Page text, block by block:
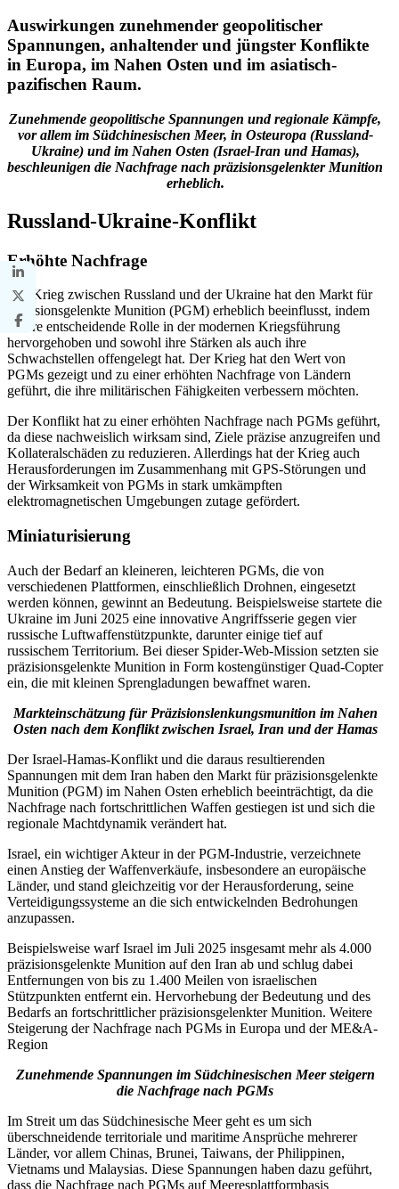
Auswirkungen zunehmender geopolitischer
Spannungen, anhaltender und jüngster Konflikte
in Europa, im Nahen Osten und im asiatisch-
pazifischen Raum.
Zunehmende geopolitische Spannungen und regionale Kämpfe,
vor allem im Südchinesischen Meer, in Osteuropa (Russland-
Ukraine) und im Nahen Osten (Israel-Iran und Hamas),
beschleunigen die Nachfrage nach präzisionsgelenkter Munition
erheblich.
Russland-Ukraine-Konflikt
Erhöhte Nachfrage
Der Krieg zwischen Russland und der Ukraine hat den Markt für
präzisionsgelenkte Munition (PGM) erheblich beeinflusst, indem
er ihre entscheidende Rolle in der modernen Kriegsführung
hervorgehoben und sowohl ihre Stärken als auch ihre
Schwachstellen offengelegt hat. Der Krieg hat den Wert von
PGMs gezeigt und zu einer erhöhten Nachfrage von Ländern
geführt, die ihre militärischen Fähigkeiten verbessern möchten.
Der Konflikt hat zu einer erhöhten Nachfrage nach PGMs geführt,
da diese nachweislich wirksam sind, Ziele präzise anzugreifen und
Kollateralschäden zu reduzieren. Allerdings hat der Krieg auch
Herausforderungen im Zusammenhang mit GPS-Störungen und
der Wirksamkeit von PGMs in stark umkämpften
elektromagnetischen Umgebungen zutage gefördert.
Miniaturisierung
Auch der Bedarf an kleineren, leichteren PGMs, die von
verschiedenen Plattformen, einschließlich Drohnen, eingesetzt
werden können, gewinnt an Bedeutung. Beispielsweise startete die
Ukraine im Juni 2025 eine innovative Angriffsserie gegen vier
russische Luftwaffenstützpunkte, darunter einige tief auf
russischem Territorium. Bei dieser Spider-Web-Mission setzten sie
präzisionsgelenkte Munition in Form kostengünstiger Quad-Copter
ein, die mit kleinen Sprengladungen bewaffnet waren.
Markteinschätzung für Präzisionslenkungsmunition im Nahen
Osten nach dem Konflikt zwischen Israel, Iran und der Hamas
Der Israel-Hamas-Konflikt und die daraus resultierenden
Spannungen mit dem Iran haben den Markt für präzisionsgelenkte
Munition (PGM) im Nahen Osten erheblich beeinträchtigt, da die
Nachfrage nach fortschrittlichen Waffen gestiegen ist und sich die
regionale Machtdynamik verändert hat.
Israel, ein wichtiger Akteur in der PGM-Industrie, verzeichnete
einen Anstieg der Waffenverkäufe, insbesondere an europäische
Länder, und stand gleichzeitig vor der Herausforderung, seine
Verteidigungssysteme an die sich entwickelnden Bedrohungen
anzupassen.
Beispielsweise warf Israel im Juli 2025 insgesamt mehr als 4.000
präzisionsgelenkte Munition auf den Iran ab und schlug dabei
Entfernungen von bis zu 1.400 Meilen von israelischen
Stützpunkten entfernt ein. Hervorhebung der Bedeutung und des
Bedarfs an fortschrittlicher präzisionsgelenkter Munition. Weitere
Steigerung der Nachfrage nach PGMs in Europa und der ME&A-
Region
Zunehmende Spannungen im Südchinesischen Meer steigern
die Nachfrage nach PGMs
Im Streit um das Südchinesische Meer geht es um sich
überschneidende territoriale und maritime Ansprüche mehrerer
Länder, vor allem Chinas, Brunei, Taiwans, der Philippinen,
Vietnams und Malaysias. Diese Spannungen haben dazu geführt,
dass die Nachfrage nach PGMs auf Meeresplattformbasis